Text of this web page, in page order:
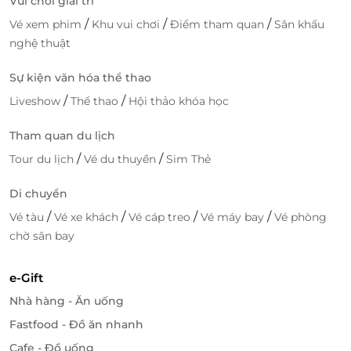
154 Bùi Xương Trạch, P. KHương Đình, Quận Thanh
Xuân, Hà Nội
58 Hương Viên, P. Đồng Nhân, Quận Hai Bà Trưng,
32 Trần Điền, Định Công, Quận Hoàng Mai, Hà Nội
A1 - Chung cư An Bình City, 232 Phạm Văn Đồng, P.
TTTM Vincom Phạm Ngọc Thạch, 2 Phạm Ngọc
Thạch, P. Trung Tự, Quận Đống Đa, Hà Nội
Hà Nội
Hồ Chí Minh
1153 Tỉnh Lộ 10, P. Tân Tạo, Quận Bình Tân, Hồ Chí
Minh
89A Lê Văn Thọ, Phường 8, Quận Gò Vấp, Hồ Chí
Vé xem phim / Khu vui chơi /Điểm tham quan /Sân khấu
nghệ thuật
Sự kiện văn hóa thể thao
Liveshow /Thể thao / Hội thảo khóa học
Tham quan du lịch
Tour du lịch /Vé du thuyền /Sim Thẻ
Di chuyển
Vé tàu /Vé xe khách /Vé cáp treo /Vé máy bay /Vé phòng
chờ sân bay
e-Gift
Nhà hàng - Ăn uống
Fastfood - Đồ ăn nhanh
Cafe - Đồ uống